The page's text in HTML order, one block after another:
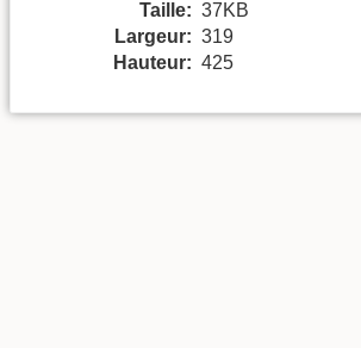
Taille: 37KB
Largeur: 319
Hauteur: 425